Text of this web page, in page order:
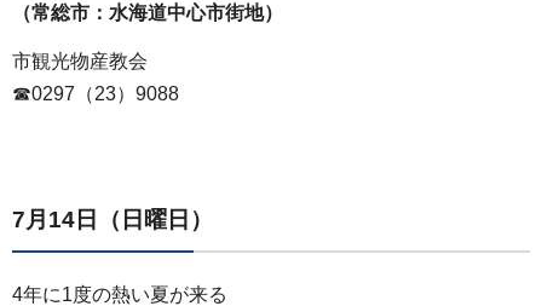
（常総市：水海道中心市街地）
市観光物産教会
☎0297（23）9088
7月14日（日曜日）
4年に1度の熱い夏が来る